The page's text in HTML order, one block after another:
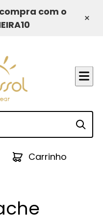
com o
×
Carrinho